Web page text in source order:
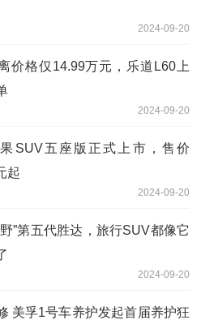
2024-09-20
价格仅14.99万元，乐道L60上
2024-09-20
SUV五座版正式上市，售价
起
2024-09-20
”第五代胜达，旅行SUV都像它
2024-09-20
美孚1号车养护发起首届养护狂